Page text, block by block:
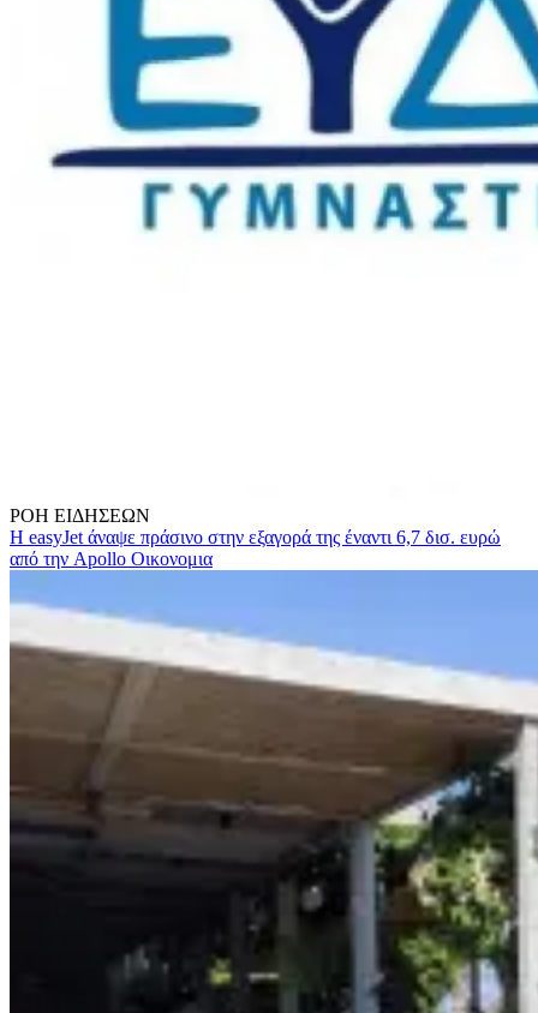
ΡΟΗ ΕΙΔΗΣΕΩΝ
Η easyJet άναψε πράσινο στην εξαγορά της έναντι 6,7 δισ. ευρώ
από την Apollo Οικονομια